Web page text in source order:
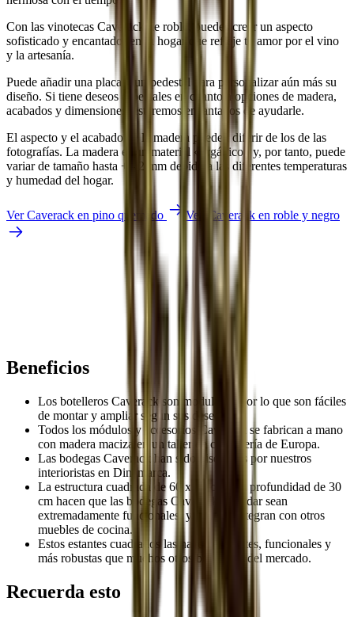
Con las vinotecas Caverack de roble, puedes crear un aspecto
sofisticado y encantador en tu hogar que refleje tu amor por el vino
y la artesanía.
Puede añadir una placa o un pedestal para personalizar aún más su
diseño. Si tiene deseos especiales en cuanto a opciones de madera,
acabados y dimensiones, estaremos encantados de ayudarle.
El aspecto y el acabado de la madera pueden diferir de los de las
fotografías. La madera es un material «orgánico» y, por tanto, puede
variar de tamaño hasta +/- 2 mm debido a las diferentes temperaturas
y humedad del hogar.
Ver Caverack en pino quemado Vea Caverack en roble y negro
Beneficios
Los botelleros Caverack son modulares, por lo que son fáciles
de montar y ampliar según sus deseos.
Todos los módulos y accesorios Caverack se fabrican a mano
con madera maciza en un taller de carpintería de Europa.
Las bodegas Caverack han sido diseñadas por nuestros
interioristas en Dinamarca.
La estructura cuadrada de 60 x 60 cm y la profundidad de 30
cm hacen que las bodegas Caverack estándar sean
extremadamente funcionales, ya que se integran con otros
muebles de cocina.
Estos estantes cuadrados las hacen elegantes, funcionales y
más robustas que muchos otros botelleros del mercado.
Recuerda esto